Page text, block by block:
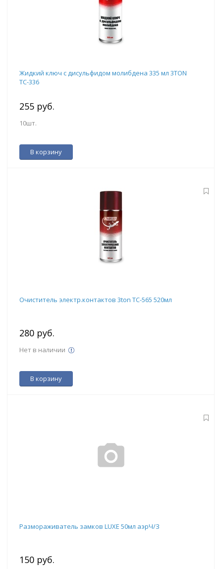
Жидкий ключ с дисульфидом молибдена 335 мл 3TON
ТС-336
255 руб.
10шт.
В корзину
Очиститель электр.контактов 3ton ТС-565 520мл
280 руб.
Нет в наличии
В корзину
Размораживатель замков LUXE 50мл аэрЧ/З
150 руб.